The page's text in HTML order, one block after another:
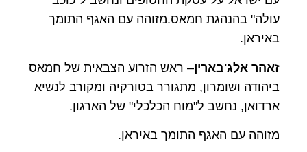
עולה" בהנהגת חמאס.מזוהה עם האגף התומך
באיראן.
זאהר אלג'בארין– ראש הזרוע הצבאית של חמאס
ביהודה ושומרון, מתגורר בטורקיה ומקורב לנשיא
ארדואן, נחשב ל"מוח הכלכלי" של הארגון.
מזוהה עם האגף התומך באיראן.